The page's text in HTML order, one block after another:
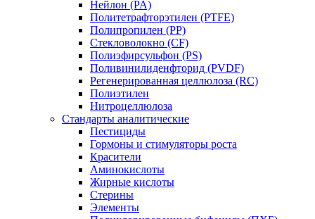
Нейлон (PA)
Политетрафторэтилен (PTFE)
Полипропилен (PP)
Стекловолокно (CF)
Полиэфирсульфон (PS)
Поливинилиденфторид (PVDF)
Регенерированная целлюлоза (RC)
Полиэтилен
Нитроцеллюлоза
Стандарты аналитические
Пестициды
Гормоны и стимуляторы роста
Красители
Аминокислоты
Жирные кислоты
Стерины
Элементы